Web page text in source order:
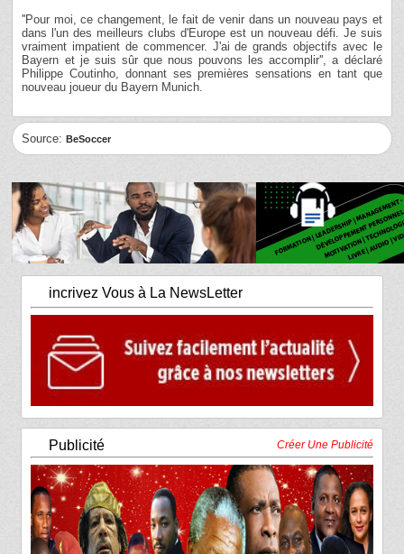
''Pour moi, ce changement, le fait de venir dans un nouveau pays et
dans l'un des meilleurs clubs d'Europe est un nouveau défi. Je suis
vraiment impatient de commencer. J'ai de grands objectifs avec le
Bayern et je suis sûr que nous pouvons les accomplir'', a déclaré
Philippe Coutinho, donnant ses premières sensations en tant que
nouveau joueur du Bayern Munich.
Source:BeSoccer
incrivez Vous à La NewsLetter
Publicité Créer Une Publicité